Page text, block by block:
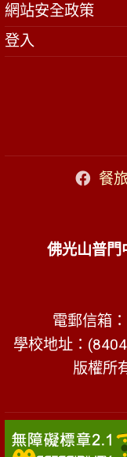
網站安全政策
登入
餐
佛光山普門
電郵信箱：
學校地址：
版權所